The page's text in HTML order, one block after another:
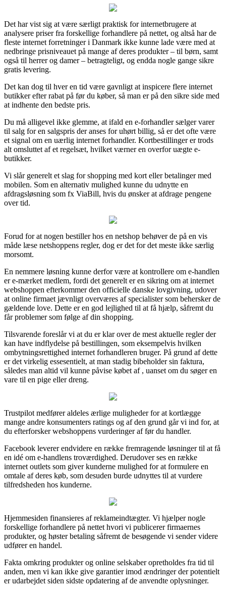
Det har vist sig at være særligt praktisk for internetbrugere at
analysere priser fra forskellige forhandlere på nettet, og altså har de
fleste internet forretninger i Danmark ikke kunne lade være med at
nedbringe prisniveauet på mange af deres produkter – til børn, samt
også til herrer og damer – betragteligt, og endda nogle gange sikre
gratis levering.
Det kan dog til hver en tid være gavnligt at inspicere flere internet
butikker efter rabat på før du køber, så man er på den sikre side med
at indhente den bedste pris.
Du må alligevel ikke glemme, at ifald en e-forhandler sælger varer
til salg for en salgspris der anses for uhørt billig, så er det ofte være
et signal om en uærlig internet forhandler. Kortbestillinger er trods
alt omsluttet af et regelsæt, hvilket værner en overfor uægte e-
butikker.
Vi slår generelt et slag for shopping med kort eller betalinger med
mobilen. Som en alternativ mulighed kunne du udnytte en
afdragsløsning som fx ViaBill, hvis du ønsker at afdrage pengene
over tid.
Forud for at nogen bestiller hos en netshop behøver de på en vis
måde læse netshoppens regler, dog er det for det meste ikke særlig
morsomt.
En nemmere løsning kunne derfor være at kontrollere om e-handlen
er e-mærket medlem, fordi det generelt er en sikring om at internet
webshoppen efterkommer den officielle danske lovgivning, udover
at online firmaet jævnligt overværes af specialister som behersker de
gældende love. Dette er en god lejlighed til at få hjælp, såfremt du
får problemer som følge af din shopping.
Tilsvarende foreslår vi at du er klar over de mest aktuelle regler der
kan have indflydelse på bestillingen, som eksempelvis hvilken
ombytningsrettighed internet forhandleren bruger. På grund af dette
er det virkelig essesentielt, at man stadig bibeholder sin faktura,
således man altid vil kunne påvise købet af , uanset om du søger en
vare til en pige eller dreng.
Trustpilot medfører aldeles ærlige muligheder for at kortlægge
mange andre konsumenters ratings og af den grund går vi ind for, at
du efterforsker webshoppens vurderinger af før du handler.
Facebook leverer endvidere en række fremragende løsninger til at få
en idé om e-handlens troværdighed. Derudover ses en række
internet outlets som giver kunderne mulighed for at formulere en
omtale af deres køb, som desuden burde udnyttes til at vurdere
tilfredsheden hos kunderne.
Hjemmesiden finansieres af reklameindtægter. Vi hjælper nogle
forskellige forhandlere på nettet hvori vi publicerer firmaernes
produkter, og høster betaling såfremt de besøgende vi sender videre
udfører en handel.
Fakta omkring produkter og online selskaber opretholdes fra tid til
anden, men vi kan ikke give garantier imod ændringer der potentielt
er udarbejdet siden sidste opdatering af de anvendte oplysninger.